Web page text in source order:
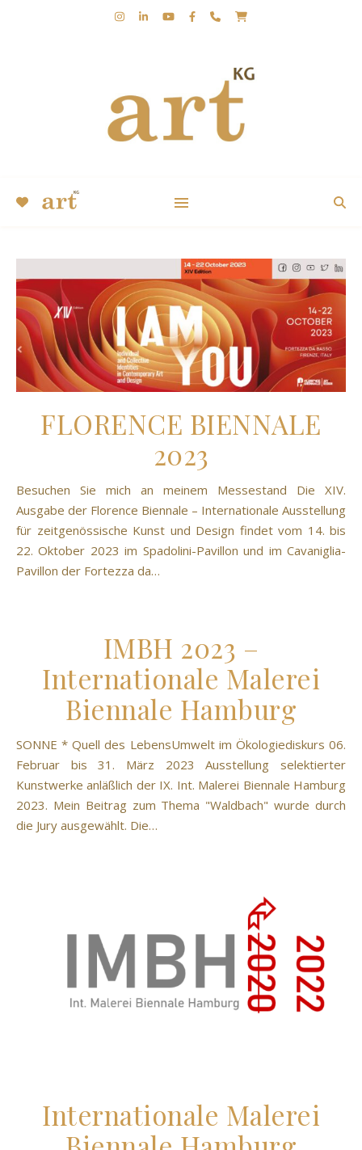
KUNST | KERSTIN GROBLER | KUGA | ABSTRAKT |
FLORENCE BIENNALE
2023
Besuchen Sie mich an meinem Messestand Die XIV.
Ausgabe der Florence Biennale – Internationale Ausstellung
für zeitgenössische Kunst und Design findet vom 14. bis
22. Oktober 2023 im Spadolini-Pavillon und im Cavaniglia-
Pavillon der Fortezza da…
IMBH 2023 –
Internationale Malerei
Biennale Hamburg
SONNE * Quell des LebensUmwelt im Ökologiediskurs 06.
Februar bis 31. März 2023 Ausstellung selektierter
Kunstwerke anläßlich der IX. Int. Malerei Biennale Hamburg
2023. Mein Beitrag zum Thema "Waldbach" wurde durch
die Jury ausgewählt. Die…
Internationale Malerei